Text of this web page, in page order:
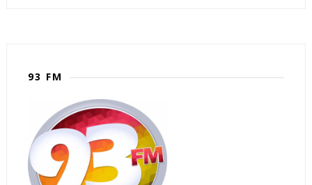
93 FM